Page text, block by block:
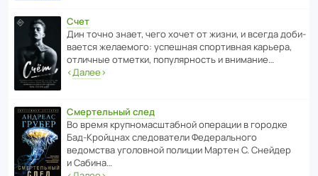
Счет
Дин точно знает, чего хочет от жизни, и всегда доби­
ва­ется жела­е­мого: успе­шная спор­ти­вная карьера,
отли­чные отметки, попу­ля­р­ность и внимание…
‹Далее›
Смертельный след
Во время круп­но­мас­ш­та­бной операции в городке
Бад‑Крой­цнах следо­ва­тели Феде­раль­ного
ведомства уголо­вной полиции Мартен С. Снейдер
и Сабина…